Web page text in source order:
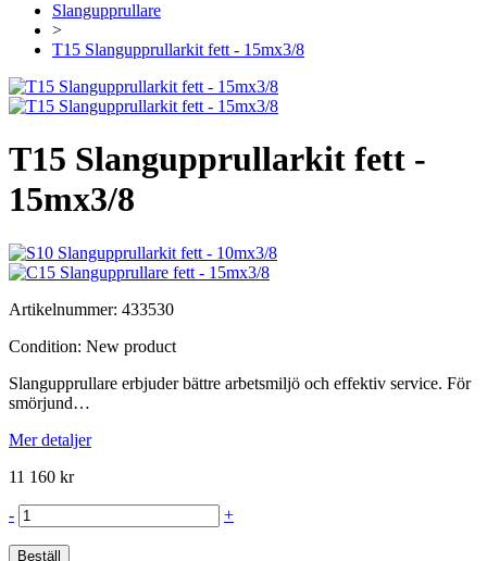
Slangupprullare
>
T15 Slangupprullarkit fett - 15mx3/8
T15 Slangupprullarkit fett -
15mx3/8
Artikelnummer: 433530
Condition: New product
Slangupprullare erbjuder bättre arbetsmiljö och effektiv service. För
smörjund…
Mer detaljer
11 160 kr
- +
Beställ